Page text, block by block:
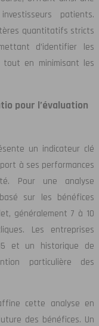
patients.
quantitatifs stricts
d’identifier les
tout en minimisant les
pour l’évaluation
un indicateur clé
à ses performances
Pour une analyse
sur les bénéfices
généralement 7 à 10
Les entreprises
et un historique de
particulière des
cette analyse en
des bénéfices. Un